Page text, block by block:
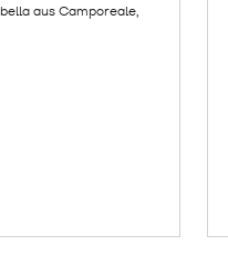
aus Camporeale,